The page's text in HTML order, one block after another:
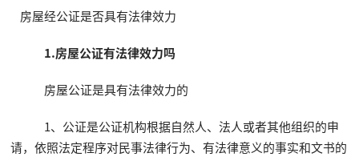
房屋经公证是否具有法律效力
1.房屋公证有法律效力吗
房屋公证是具有法律效力的
1、公证是公证机构根据自然人、法人或者其他组织的申
请，依照法定程序对民事法律行为、有法律意义的事实和文书的